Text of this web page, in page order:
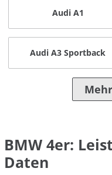
Audi A1
Audi A3 Sportback
BMW 4er:
Daten